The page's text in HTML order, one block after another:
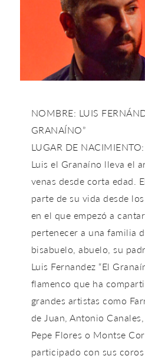
NOMBRE: LUIS
GRANAÍNO”
LUGAR DE
Luis el Granaíno lleva el
venas desde corta edad.
parte de su vida desde
en el que empezó a
pertenecer a una familia
bisabuelo, abuelo, su
Luis Fernandez “El
flamenco que ha
grandes artistas como
de Juan, Antonio
Pepe Flores o Montse
participado con sus